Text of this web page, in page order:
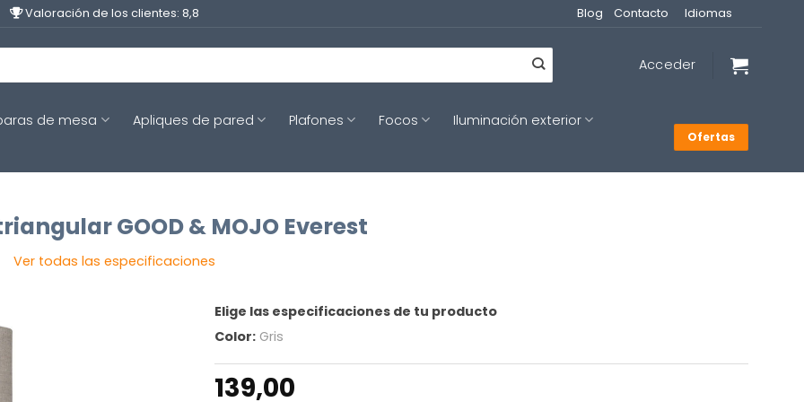
Valoración de los clientes: 8,8 Blog Contacto Idiomas
Acceder
de mesa Apliques de pared Plafones Focos
Iluminación exterior
Ofertas
GOOD & MOJO Everest
Ver todas las especificaciones
Elige las especificaciones de tu producto
Color: Gris
139,00